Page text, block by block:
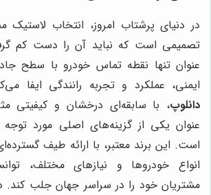
در دنیای پرشتاب امروز، انتخاب لاستیک
تصمیمی است که نباید آن را دست کم
عنوان تنها نقطه تماس خودرو با سطح
ایمنی، عملکرد و تجربه رانندگی ایفا
دانلوپ، با سابقه‌ای درخشان و کیفیتی
عنوان یکی از گزینه‌های اصلی مورد توجه
است. این برند معتبر، با ارائه طیف
انواع خودروها و نیازهای مختلف،
مشتریان خود را در سراسر جهان جلب کند.